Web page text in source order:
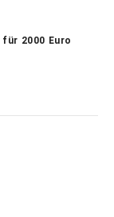
2000 Euro